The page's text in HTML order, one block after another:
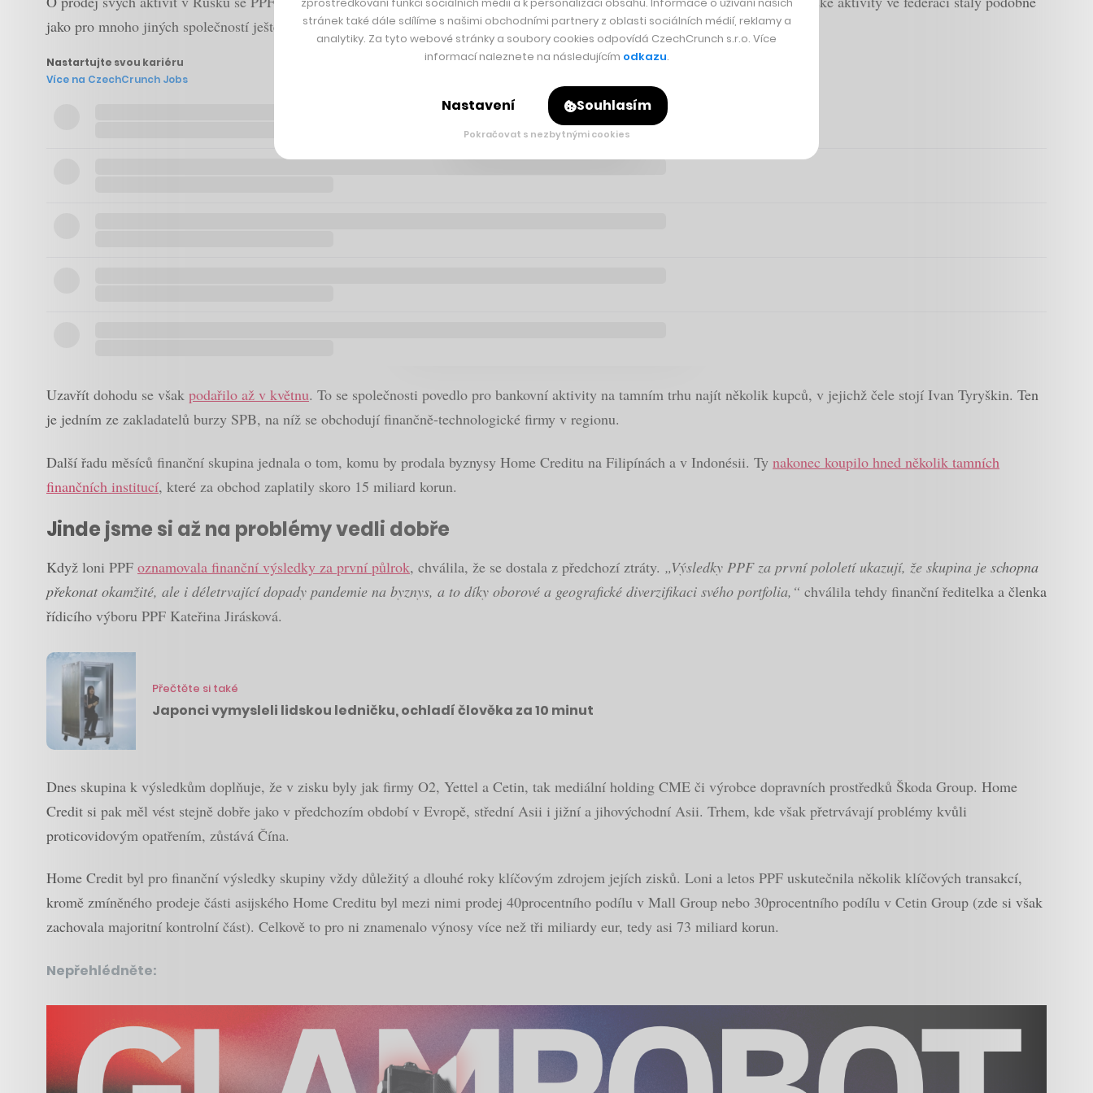
jako pro mnoho jiných společností ještě větší přítěží, a to jak z ekonomického, tak i reputačního hlediska.
Nastartujte svou kariéru
Více na CzechCrunch Jobs
Uzavřít dohodu se však podařilo až v květnu. To se společnosti povedlo pro bankovní aktivity na tamním trhu najít několik kupců, v jejichž čele stojí Ivan Tyryškin. Ten
je jedním ze zakladatelů burzy SPB, na níž se obchodují finančně-technologické firmy v regionu.
Další řadu měsíců finanční skupina jednala o tom, komu by prodala byznysy Home Creditu na Filipínách a v Indonésii. Ty nakonec koupilo hned několik tamních
finančních institucí, které za obchod zaplatily skoro 15 miliard korun.
Jinde jsme si až na problémy vedli dobře
Když loni PPF oznamovala finanční výsledky za první půlrok, chválila, že se dostala z předchozí ztráty. „Výsledky PPF za první pololetí ukazují, že skupina je schopna
překonat okamžité, ale i déletrvající dopady pandemie na byznys, a to díky oborové a geografické diverzifikaci svého portfolia,“ chválila tehdy finanční ředitelka a členka
řídicího výboru PPF Kateřina Jirásková.
Přečtěte si také
Japonci vymysleli lidskou ledničku, ochladí člověka za 10 minut
Dnes skupina k výsledkům doplňuje, že v zisku byly jak firmy O2, Yettel a Cetin, tak mediální holding CME či výrobce dopravních prostředků Škoda Group. Home
Credit si pak měl vést stejně dobře jako v předchozím období v Evropě, střední Asii i jižní a jihovýchodní Asii. Trhem, kde však přetrvávají problémy kvůli
proticovidovým opatřením, zůstává Čína.
Home Credit byl pro finanční výsledky skupiny vždy důležitý a dlouhé roky klíčovým zdrojem jejích zisků. Loni a letos PPF uskutečnila několik klíčových transakcí,
kromě zmíněného prodeje části asijského Home Creditu byl mezi nimi prodej 40procentního podílu v Mall Group nebo 30procentního podílu v Cetin Group (zde si však
zachovala majoritní kontrolní část). Celkově to pro ni znamenalo výnosy více než tři miliardy eur, tedy asi 73 miliard korun.
Nepřehlédněte:
stránek také dále sdílíme s našimi obchodními partnery z oblasti sociálních médií, reklamy a
analytiky. Za tyto webové stránky a soubory cookies odpovídá CzechCrunch s.r.o. Více
informací naleznete na následujícím odkazu.
Nastavení Souhlasím
Pokračovat s nezbytnými cookies